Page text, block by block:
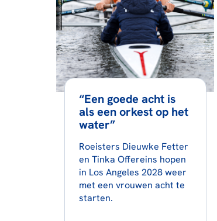
“Een goede acht is
als een orkest op het
water”
Roeisters Dieuwke Fetter
en Tinka Offereins hopen
in Los Angeles 2028 weer
met een vrouwen acht te
starten.